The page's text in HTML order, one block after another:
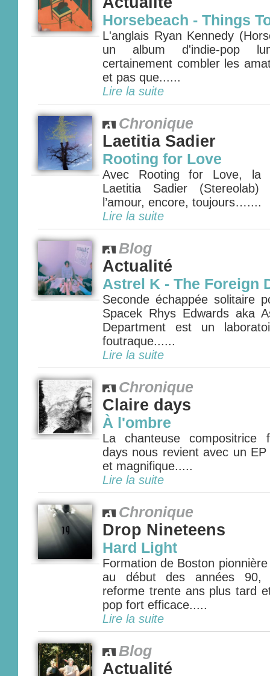
Horsebeach - Things
L'anglais Ryan Kennedy
un album d'indie-pop
certainement combler les
et pas que......
Lire la suite
Chronique
Laetitia Sadier
Rooting for Love
Avec Rooting for Love, la
Laetitia Sadier
l’amour, encore, toujours…....
Lire la suite
Blog
Actualité
Astrel K - The Foreign
Seconde échappée solitaire
Spacek Rhys Edwards aka
Department est un
foutraque......
Lire la suite
Chronique
Claire days
À l'ombre
La chanteuse compositrice
days nous revient avec un
et magnifique.....
Lire la suite
Chronique
Drop Nineteens
Hard Light
Formation de Boston
au début des années 90,
reforme trente ans plus tard
pop fort efficace.....
Lire la suite
Blog
Actualité